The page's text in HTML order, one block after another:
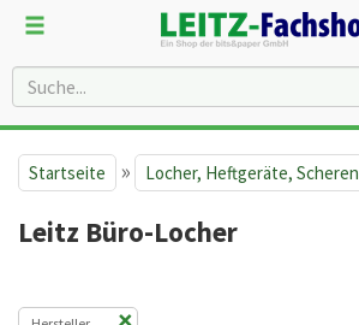
Startseite » Locher, Heftgeräte, Scheren
Leitz Büro-Locher